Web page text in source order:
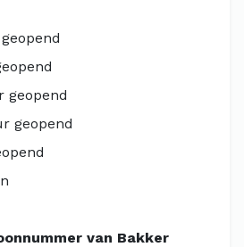
geopend
geopend
van Bakker